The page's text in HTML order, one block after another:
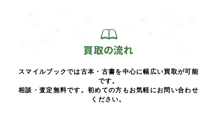
買取の流れ
スマイルブックでは古本・古書を中心に幅広い買取が可能
です。
相談・査定無料です。初めての方もお気軽にお問い合わせ
ください。